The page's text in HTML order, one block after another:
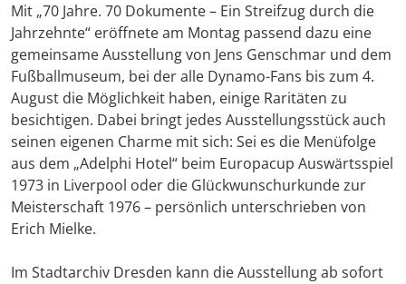
Mit „70 Jahre. 70 Dokumente – Ein Streifzug durch die
Jahrzehnte“ eröffnete am Montag passend dazu eine
gemeinsame Ausstellung von Jens Genschmar und dem
Fußballmuseum, bei der alle Dynamo-Fans bis zum 4.
August die Möglichkeit haben, einige Raritäten zu
besichtigen. Dabei bringt jedes Ausstellungsstück auch
seinen eigenen Charme mit sich: Sei es die Menüfolge
aus dem „Adelphi Hotel“ beim Europacup Auswärtsspiel
1973 in Liverpool oder die Glückwunschurkunde zur
Meisterschaft 1976 – persönlich unterschrieben von
Erich Mielke.
Im Stadtarchiv Dresden kann die Ausstellung ab sofort